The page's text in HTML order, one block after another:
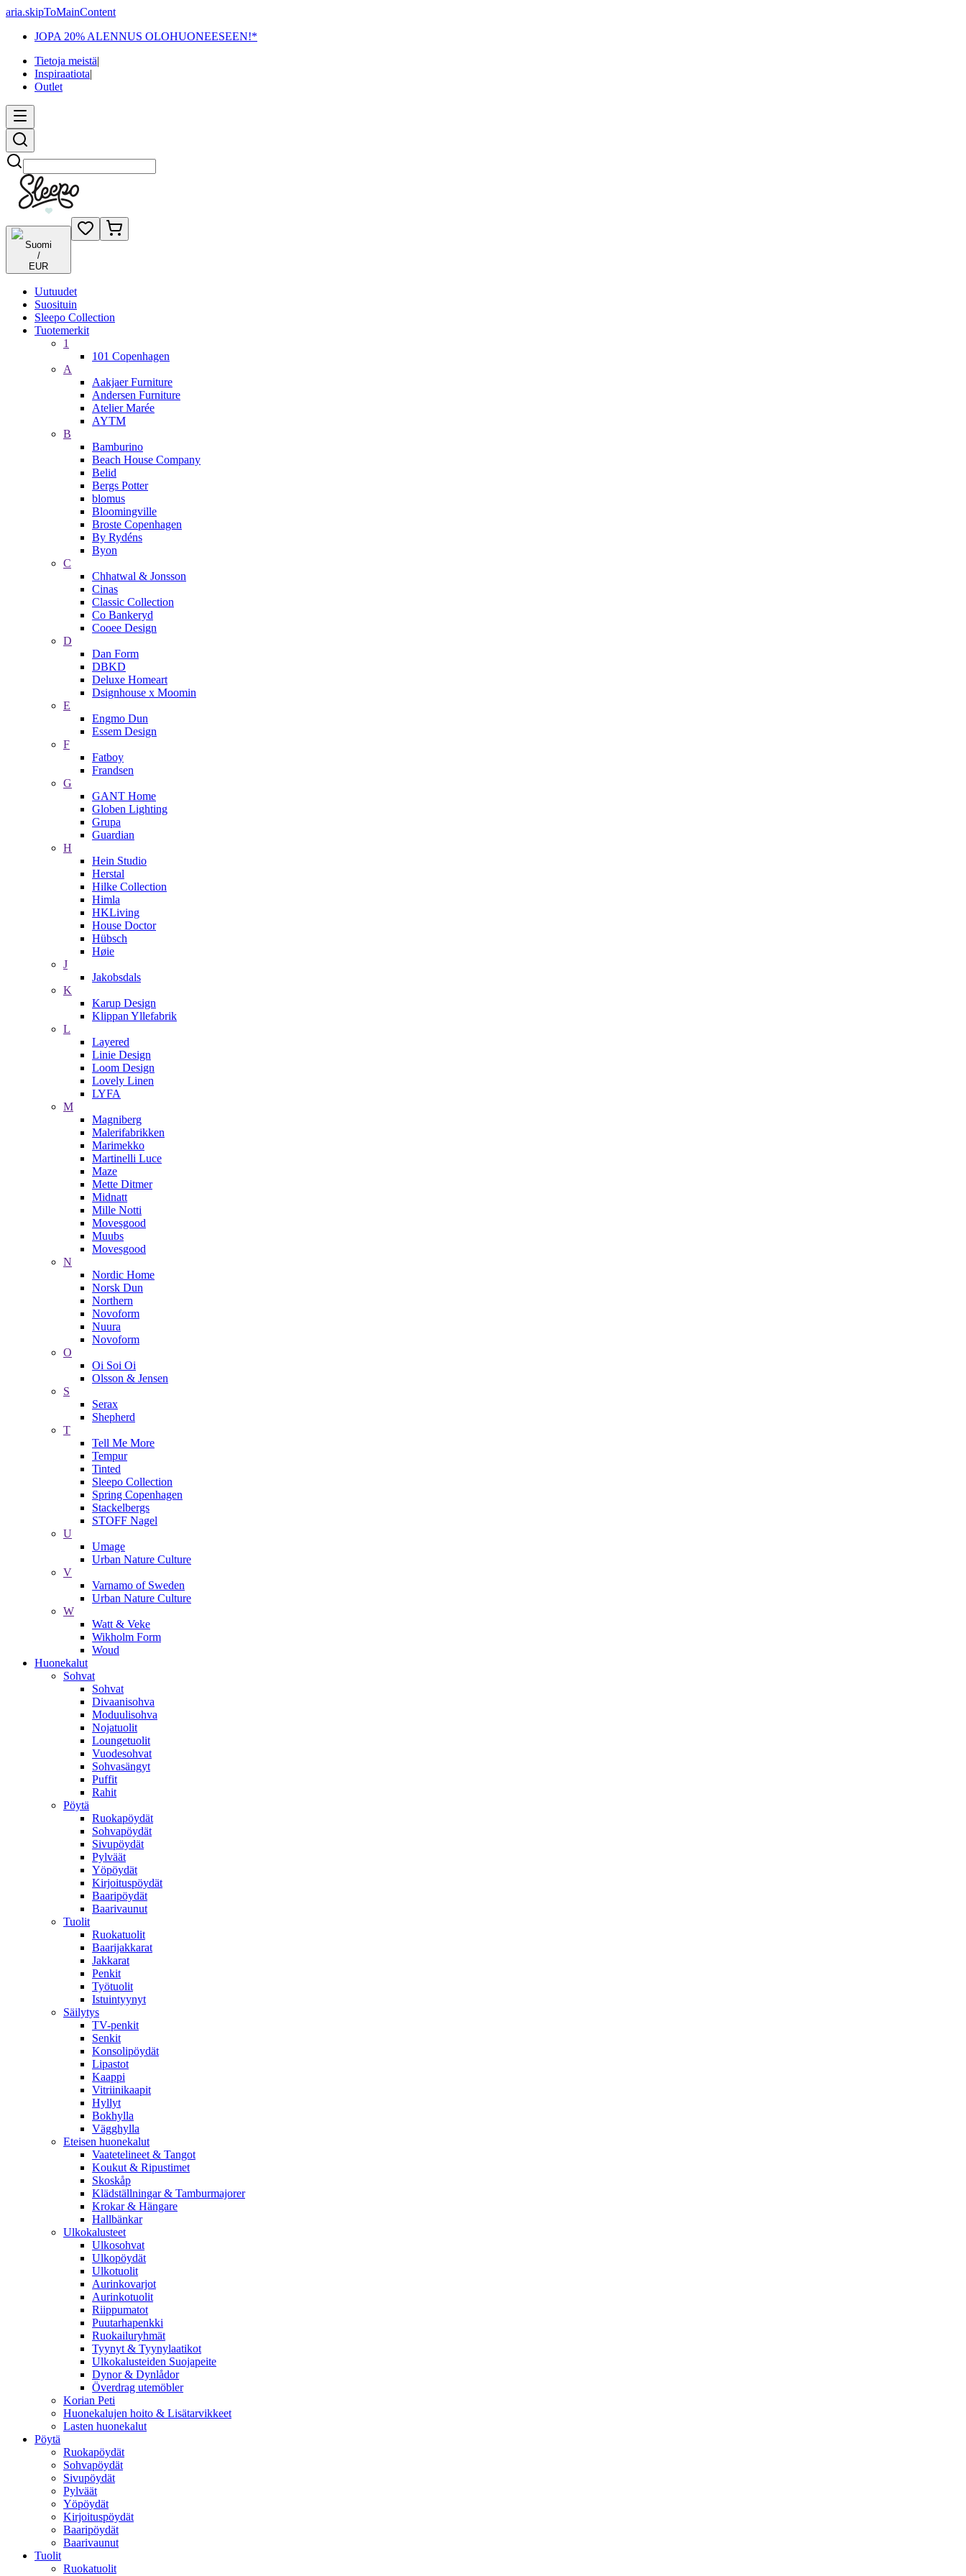
aria.skipToMainContent
JOPA 20% ALENNUS OLOHUONEESEEN!*
Tietoja meistä|
Inspiraatiota|
Outlet
Etsi
Suomi
/
EUR
Uutuudet
Suosituin
Sleepo Collection
Tuotemerkit
1
101 Copenhagen
A
Aakjaer Furniture
Andersen Furniture
Atelier Marée
AYTM
B
Bamburino
Beach House Company
Belid
Bergs Potter
blomus
Bloomingville
Broste Copenhagen
By Rydéns
Byon
C
Chhatwal & Jonsson
Cinas
Classic Collection
Co Bankeryd
Cooee Design
D
Dan Form
DBKD
Deluxe Homeart
Dsignhouse x Moomin
E
Engmo Dun
Essem Design
F
Fatboy
Frandsen
G
GANT Home
Globen Lighting
Grupa
Guardian
H
Hein Studio
Herstal
Hilke Collection
Himla
HKLiving
House Doctor
Hübsch
Høie
J
Jakobsdals
K
Karup Design
Klippan Yllefabrik
L
Layered
Linie Design
Loom Design
Lovely Linen
LYFA
M
Magniberg
Malerifabrikken
Marimekko
Martinelli Luce
Maze
Mette Ditmer
Midnatt
Mille Notti
Movesgood
Muubs
Movesgood
N
Nordic Home
Norsk Dun
Northern
Novoform
Nuura
Novoform
O
Oi Soi Oi
Olsson & Jensen
S
Serax
Shepherd
T
Tell Me More
Tempur
Tinted
Sleepo Collection
Spring Copenhagen
Stackelbergs
STOFF Nagel
U
Umage
Urban Nature Culture
V
Varnamo of Sweden
Urban Nature Culture
W
Watt & Veke
Wikholm Form
Woud
Huonekalut
Sohvat
Sohvat
Divaanisohva
Moduulisohva
Nojatuolit
Loungetuolit
Vuodesohvat
Sohvasängyt
Puffit
Rahit
Pöytä
Ruokapöydät
Sohvapöydät
Sivupöydät
Pylväät
Yöpöydät
Kirjoituspöydät
Baaripöydät
Baarivaunut
Tuolit
Ruokatuolit
Baarijakkarat
Jakkarat
Penkit
Työtuolit
Istuintyynyt
Säilytys
TV-penkit
Senkit
Konsolipöydät
Lipastot
Kaappi
Vitriinikaapit
Hyllyt
Bokhylla
Vägghylla
Eteisen huonekalut
Vaatetelineet & Tangot
Koukut & Ripustimet
Skoskåp
Klädställningar & Tamburmajorer
Krokar & Hängare
Hallbänkar
Ulkokalusteet
Ulkosohvat
Ulkopöydät
Ulkotuolit
Aurinkovarjot
Aurinkotuolit
Riippumatot
Puutarhapenkki
Ruokailuryhmät
Tyynyt & Tyynylaatikot
Ulkokalusteiden Suojapeite
Dynor & Dynlådor
Överdrag utemöbler
Korian Peti
Huonekalujen hoito & Lisätarvikkeet
Lasten huonekalut
Pöytä
Ruokapöydät
Sohvapöydät
Sivupöydät
Pylväät
Yöpöydät
Kirjoituspöydät
Baaripöydät
Baarivaunut
Tuolit
Ruokatuolit